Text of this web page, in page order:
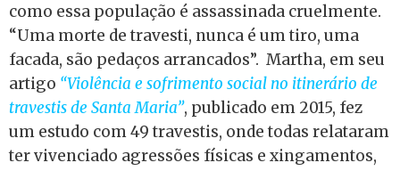
como essa população é assassinada cruelmente.
“Uma morte de travesti, nunca é um tiro, uma
facada, são pedaços arrancados”. Martha, em seu
artigo “Violência e sofrimento social no itinerário de
travestis de Santa Maria”, publicado em 2015, fez
um estudo com 49 travestis, onde todas relataram
ter vivenciado agressões físicas e xingamentos,